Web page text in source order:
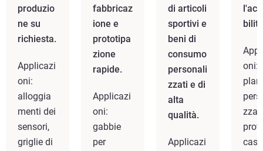
produzio
ne su
richiesta.
Applicazi
oni:
alloggia
menti dei
sensori,
griglie di
fabbricaz
ione e
prototipa
zione
rapide.
Applicazi
oni:
gabbie
per
di articoli
sportivi e
beni di
consumo
personali
zzati e di
alta
qualità.
Applicazi
oni: